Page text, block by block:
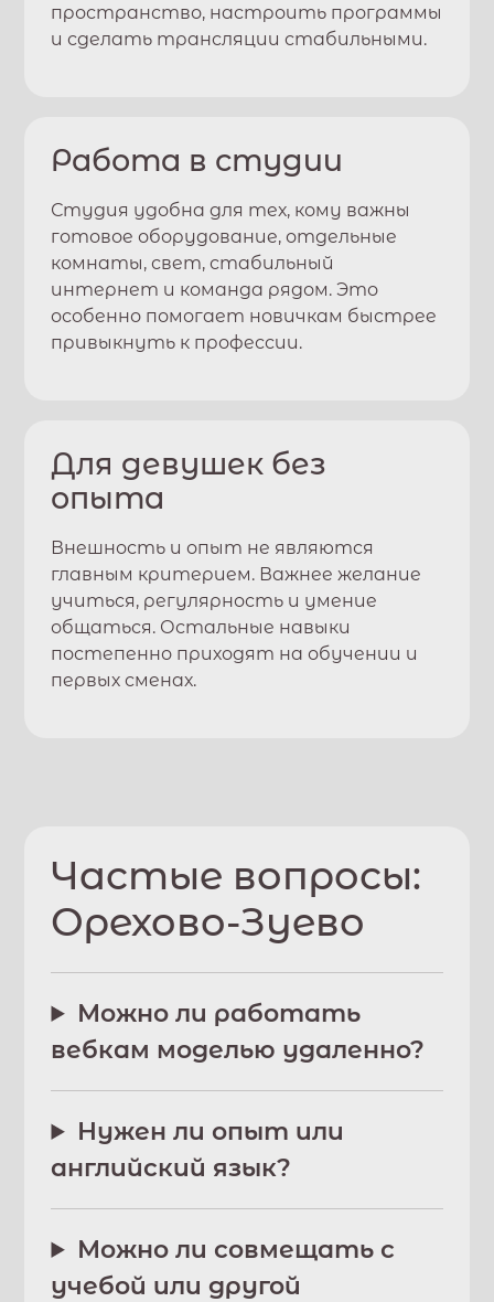
пространство, настроить программы
и сделать трансляции стабильными.
Работа в студии
Студия удобна для тех, кому важны
готовое оборудование, отдельные
комнаты, свет, стабильный
интернет и команда рядом. Это
особенно помогает новичкам быстрее
привыкнуть к профессии.
Для девушек без
опыта
Внешность и опыт не являются
главным критерием. Важнее желание
учиться, регулярность и умение
общаться. Остальные навыки
постепенно приходят на обучении и
первых сменах.
Частые вопросы:
Орехово-Зуево
Можно ли работать
вебкам моделью удаленно?
Нужен ли опыт или
английский язык?
Можно ли совмещать с
учебой или другой